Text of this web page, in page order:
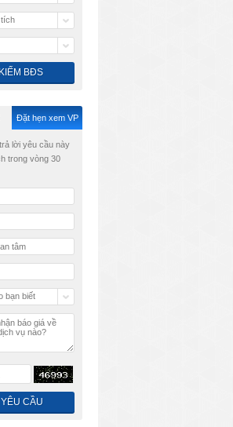
Đặt hẹn xem VP
lời yêu cầu này
trong vòng 30
bạn biết